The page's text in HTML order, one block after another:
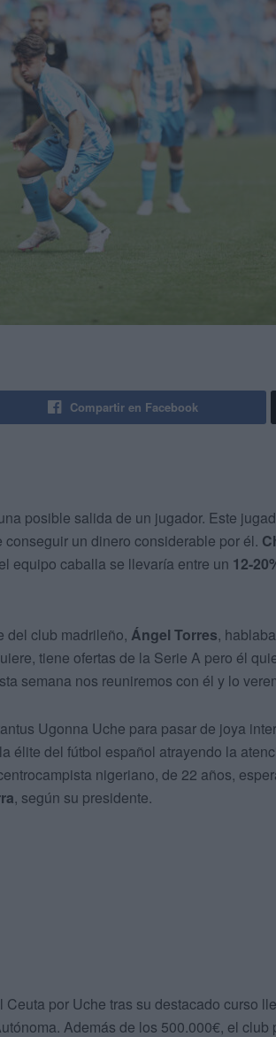
Compartir en Facebook
posible salida de un jugador. Este
un dinero considerable por él.
equipo caballa se llevaría entre un 12-
del club madrileño, Ángel Torres,
tiene ofertas de la Serie A pero él
semana nos reuniremos con él y lo
Ugonna Uche para pasar de joya
élite del fútbol español atrayendo la
nigeriano, de 22 años,
, según su presidente.
Ceuta por Uche tras su destacado curso
Además de los 500.000€, el club